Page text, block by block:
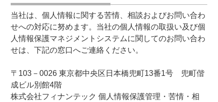
当社は、個人情報に関する苦情、相談およびお問い合わ
せへの対応に努めます。当社の個人情報の取扱い及び個
人情報保護マネジメントシステムに関してのお問い合わ
せは、下記の窓口へご連絡ください。
〒103－0026 東京都中央区日本橋兜町13番1号 兜町偕
成ビル別館4階
株式会社フィナンテック 個人情報保護管理・苦情・相